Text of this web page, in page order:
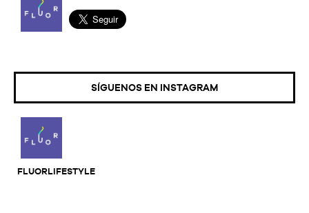
SÍGUENOS EN INSTAGRAM
FLUORLIFESTYLE